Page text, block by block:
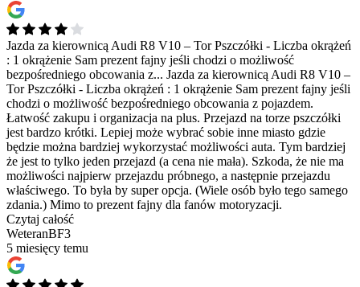
Jazda za kierownicą Audi R8 V10 – Tor Pszczółki - Liczba okrążeń
: 1 okrążenie Sam prezent fajny jeśli chodzi o możliwość
bezpośredniego obcowania z... Jazda za kierownicą Audi R8 V10 –
Tor Pszczółki - Liczba okrążeń : 1 okrążenie Sam prezent fajny jeśli
chodzi o możliwość bezpośredniego obcowania z pojazdem.
Łatwość zakupu i organizacja na plus. Przejazd na torze pszczółki
jest bardzo krótki. Lepiej może wybrać sobie inne miasto gdzie
będzie można bardziej wykorzystać możliwości auta. Tym bardziej
że jest to tylko jeden przejazd (a cena nie mała). Szkoda, że nie ma
możliwości najpierw przejazdu próbnego, a następnie przejazdu
właściwego. To była by super opcja. (Wiele osób było tego samego
zdania.) Mimo to prezent fajny dla fanów motoryzacji.
Czytaj całość
WeteranBF3
5 miesięcy temu